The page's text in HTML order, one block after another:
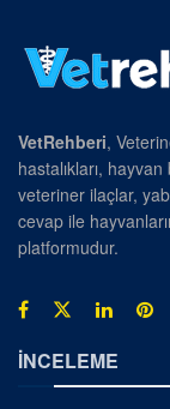
VetRehberi,
hastalıkları,
veteriner ilaçlar,
cevap ile
platformudur.
İNCELEME